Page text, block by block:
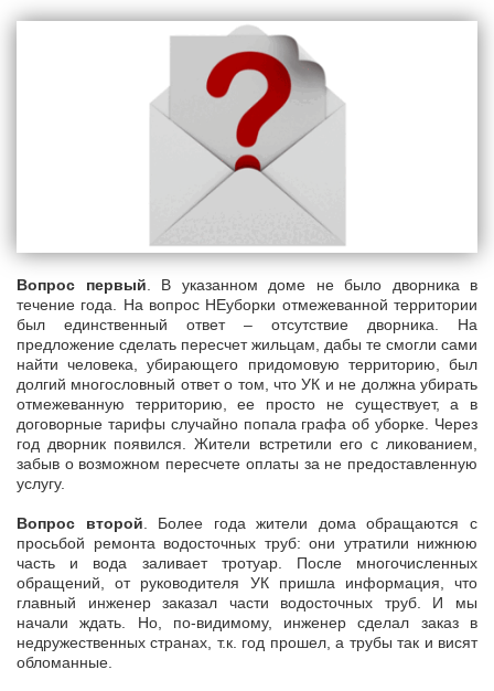
Вопрос первый . В указанном доме не было дворника в
течение года. На вопрос НЕуборки отмежеванной территории
был единственный ответ – отсутствие дворника. На
предложение сделать пересчет жильцам, дабы те смогли сами
найти человека, убирающего придомовую территорию, был
долгий многословный ответ о том, что УК и не должна убирать
отмежеванную территорию, ее просто не существует, а в
договорные тарифы случайно попала графа об уборке. Через
год дворник появился. Жители встретили его с ликованием,
забыв о возможном пересчете оплаты за не предоставленную
услугу.
Вопрос второй . Более года жители дома обращаются с
просьбой ремонта водосточных труб: они утратили нижнюю
часть и вода заливает тротуар. После многочисленных
обращений, от руководителя УК пришла информация, что
главный инженер заказал части водосточных труб. И мы
начали ждать. Но, по-видимому, инженер сделал заказ в
недружественных странах, т.к. год прошел, а трубы так и висят
обломанные.